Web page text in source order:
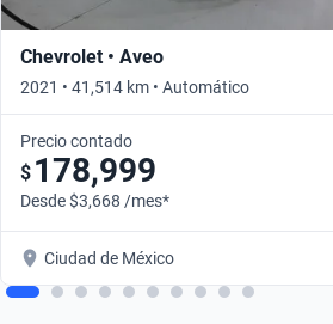
Chevrolet • Aveo
2021 • 41,514 km • Automático
Precio contado
$ 178,999
Desde $3,668 /mes*
Ciudad de México